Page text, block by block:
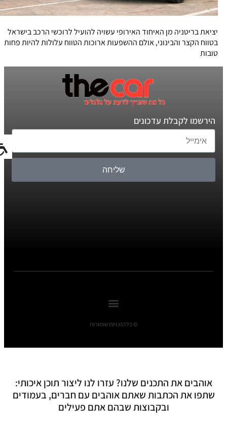
יציאת בריטניה מן האיחוד האירופי עשויה להועיל לרוכשי הרכב בישראל
בטווח הקצר והבינוני, אולם ההשפעות ארוכות הטווח עלולות להיות פחות
טובות
הירשמו לקבלת עדכונים
שליחה
© כל הזכויות שומורות
אוהבים את התכנים שלנו? עזרו לנו ליצור תוכן איכותי:
שתפו את הכתבות שאתם אוהבים עם חברים, בעמודים
ובקבוצות שבהם אתם פעילים